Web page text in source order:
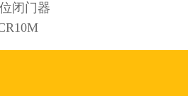
闭门器